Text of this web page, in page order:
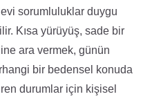
sorumluluklar duygu
Kısa yürüyüş, sade bir
ara vermek, günün
bir bedensel konuda
durumlar için kişisel